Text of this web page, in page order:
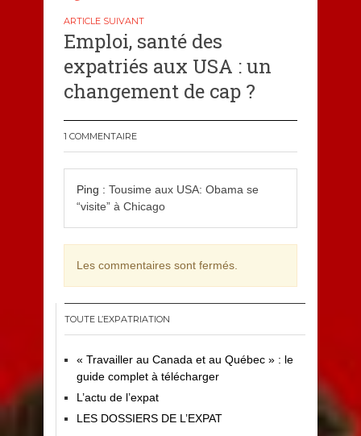
Emploi, santé des
expatriés aux USA : un
changement de cap ?
1 COMMENTAIRE
Ping : Tousime aux USA: Obama se
“visite” à Chicago
Les commentaires sont fermés.
TOUTE L’EXPATRIATION
« Travailler au Canada et au Québec » : le
guide complet à télécharger
L’actu de l’expat
LES DOSSIERS DE L’EXPAT